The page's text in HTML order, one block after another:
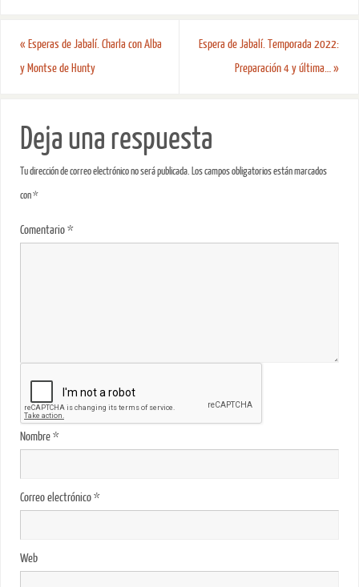
« Esperas de Jabalí. Charla con Alba
y Montse de Hunty
Espera de Jabalí. Temporada 2022:
Preparación 4 y última…»
Deja una respuesta
Tu dirección de correo electrónico no será publicada. Los campos obligatorios están marcados
con*
Comentario*
Nombre*
Correo electrónico*
Web